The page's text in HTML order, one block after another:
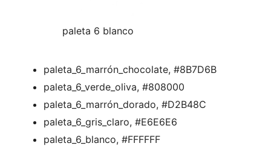
paleta 6 blanco
paleta_6_marrón_chocolate, #8B7D6B
paleta_6_verde_oliva, #808000
paleta_6_marrón_dorado, #D2B48C
paleta_6_gris_claro, #E6E6E6
paleta_6_blanco, #FFFFFF